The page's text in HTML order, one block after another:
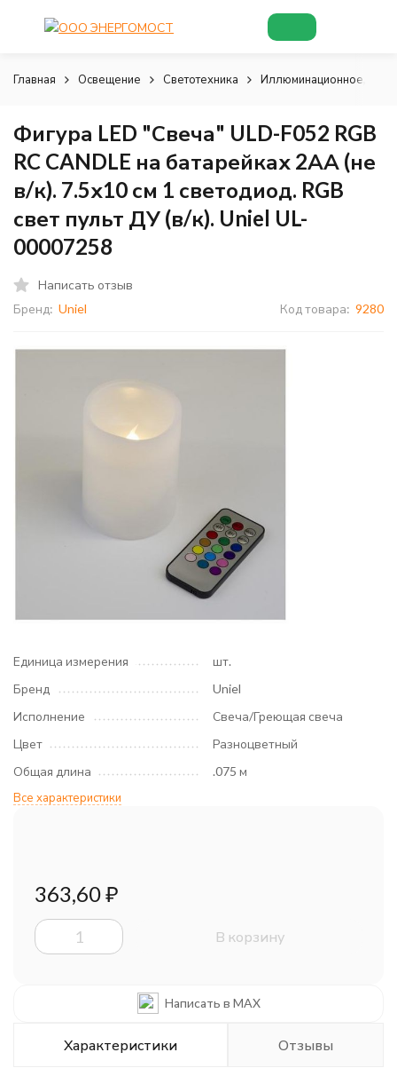
Главная Освещение Светотехника Иллюминационное,
Фигура LED "Свеча" ULD-F052 RGB
RC CANDLE на батарейках 2АА (не
в/к). 7.5х10 см 1 светодиод. RGB
свет пульт ДУ (в/к). Uniel UL-
00007258
Написать отзыв
Бренд: Uniel Код товара: 9280
Единица измерения
шт.
Бренд
Uniel
Исполнение
Свеча/Греющая свеча
Цвет
Разноцветный
Общая длина
.075 м
Все характеристики
363,60₽
В корзину
Написать в MAX
Характеристики Отзывы